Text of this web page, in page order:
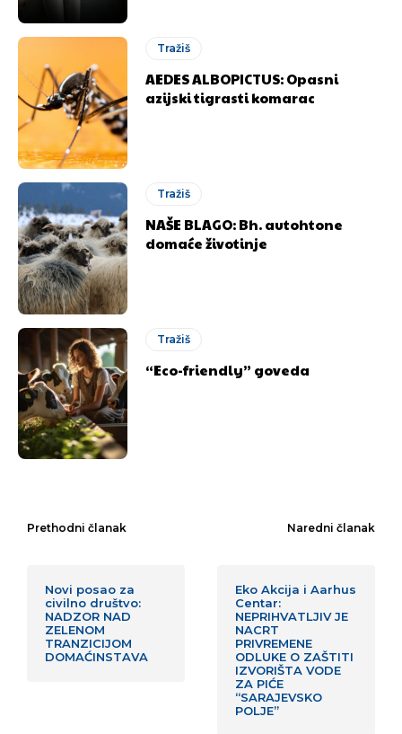
Tražiš
AEDES ALBOPICTUS: Opasni
azijski tigrasti komarac
Tražiš
NAŠE BLAGO: Bh. autohtone
domaće životinje
Tražiš
“Eco-friendly” goveda
Prethodni članak
Novi posao za
civilno društvo:
NADZOR NAD
ZELENOM
TRANZICIJOM
DOMAĆINSTAVA
Naredni članak
Eko Akcija i Aarhus
Centar:
NEPRIHVATLJIV JE
NACRT
PRIVREMENE
ODLUKE O ZAŠTITI
IZVORIŠTA VODE
ZA PIĆE
“SARAJEVSKO
POLJE”